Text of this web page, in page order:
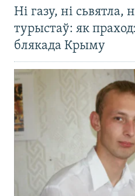
Ні газу, ні сьвятла,
турыстаў: як
блякада Крыму